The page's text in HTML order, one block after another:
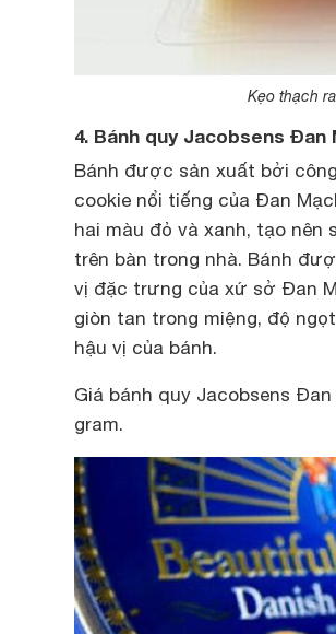
Kẹo thạch
4. Bánh quy Jacobsens Đan
Bánh được sản xuất bởi
cookie nổi tiếng của Đan
hai màu đỏ và xanh, tạo nên
trên bàn trong nhà. Bánh
vị đặc trưng của xứ sở Đan
giòn tan trong miệng, độ
hậu vị của bánh.
Giá bánh quy Jacobsens
gram.